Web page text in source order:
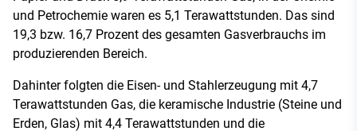
und Petrochemie waren es 5,1 Terawattstunden. Das sind
19,3 bzw. 16,7 Prozent des gesamten Gasverbrauchs im
produzierenden Bereich.
Dahinter folgten die Eisen- und Stahlerzeugung mit 4,7
Terawattstunden Gas, die keramische Industrie (Steine und
Erden, Glas) mit 4,4 Terawattstunden und die